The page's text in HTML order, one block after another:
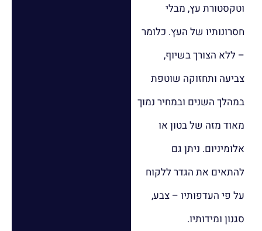
וטקסטורת עץ, מבלי
חסרונותיו של העץ. כלומר
– ללא הצורך בשיוף,
צביעה ותחזוקה שוטפת
במהלך השנים ובמחיר נמוך
מאוד מזה של בטון או
אלומיניום. ניתן גם
להתאים את הגדר ללקוח
על פי העדפותיו – צבע,
סגנון ומידותיו.